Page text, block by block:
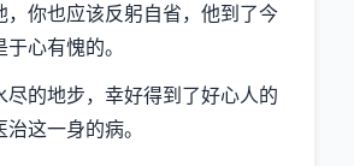
，你也应该反躬自省，他到了今
心有愧的。
尽的地步，幸好得到了好心人的
这一身的病。